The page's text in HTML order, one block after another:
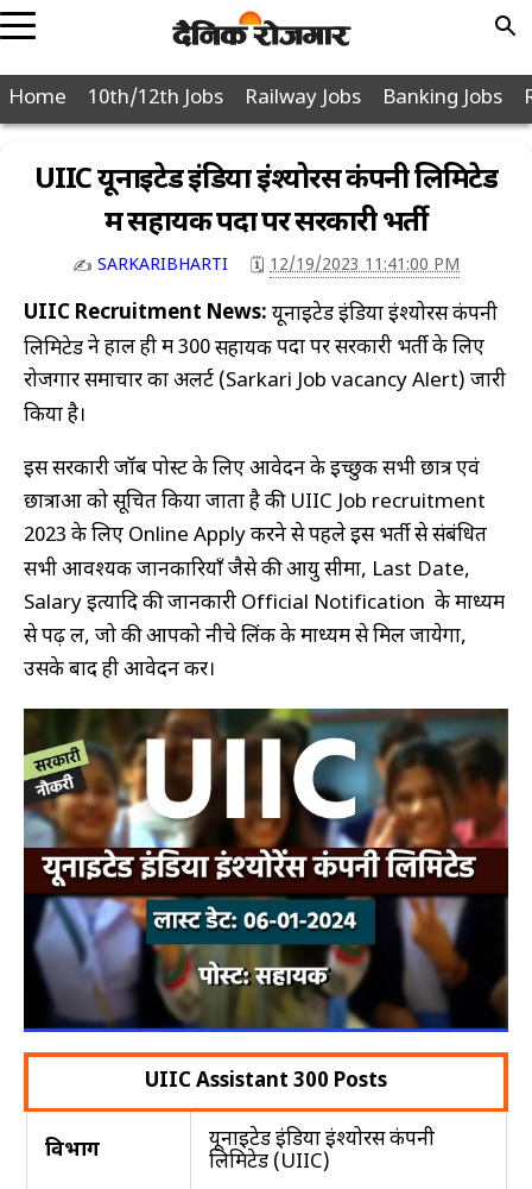
POPULAR
JOBS
10th
12th
Diploma
Police
Defence
Post
Office
Nagar
Nigam
JOBS
BY
CATEGORY
SSC
PSC
UPSC
Medical
ITI
Engineering
JOBS
BY
CATEGORY
Maharatana
Transport
Handicap
Peon
Nurse
Home 10th/12th Jobs Railway Jobs Banking Jobs
UIIC यूनाइटेड इंडिया इंश्योरेंस कंपनी लिमिटेड
में सहायक पदों पर सरकारी भर्ती
✍️ SARKARIBHARTI 🗓️ 12/19/2023 11:41:00 PM
UIIC Recruitment News: यूनाइटेड इंडिया इंश्योरेंस कंपनी
लिमिटेडने हाल ही में 300सहायकपदों पर सरकारी भर्ती के लिए
रोजगार समाचार का अलर्ट (Sarkari Job vacancy Alert) जारी
किया है।
इस सरकारी जॉब पोस्ट के लिए आवेदन के इच्छुक सभी छात्र एवं
छात्राओं को सूचित किया जाता है की UIIC Job recruitment
2023 के लिए Online Apply करने से पहले इस भर्ती से संबंधित
सभी आवश्यक जानकारियाँ जैसे की आयु सीमा, Last Date,
Salary इत्यादि की जानकारी Official Notification के माध्यम
से पढ़ लें, जो की आपको नीचे लिंक के माध्यम से मिल जायेगा,
उसके बाद ही आवेदन करें।
UIIC Assistant 300 Posts
विभाग
यूनाइटेड इंडिया इंश्योरेंस कंपनी
लिमिटेड (UIIC)